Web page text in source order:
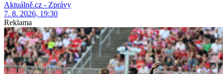
Aktuálně.cz - Zprávy
7. 8. 2026, 19:30
Reklama